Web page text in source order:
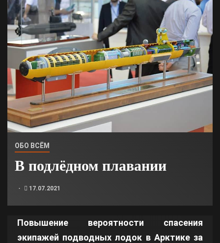
ОБО ВСЁМ
В подлёдном плавании
17.07.2021
Повышение вероятности спасения
экипажей подводных лодок в Арктике за